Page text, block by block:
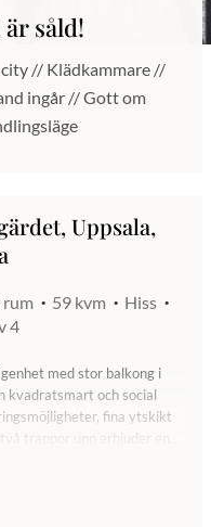
såld!
// Klädkammare //
ingår // Gott om
Uppsala,
rum 59 kvm
Hiss
4
med stor balkong i
kvadratsmart och social
fina ytskikt
trappor upp erbjuder en
Helkaklat badrum